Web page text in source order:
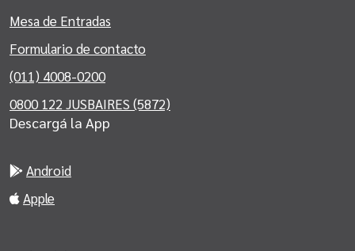
Mesa de Entradas
Formulario de contacto
(011) 4008-0200
0800 122 JUSBAIRES (5872)
Descargá la App
Android
Apple